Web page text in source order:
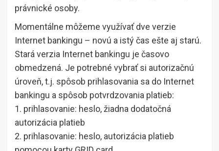
právnické osoby.
Momentálne môžeme využívať dve verzie
Internet bankingu – novú a istý čas ešte aj starú.
Stará verzia Internet bankingu je časovo
obmedzená. Je potrebné vybrať si autorizačnú
úroveň, t.j. spôsob prihlasovania sa do Internet
bankingu a spôsob potvrdzovania platieb:
1. prihlasovanie: heslo, žiadna dodatočná
autorizácia platieb
2. prihlasovanie: heslo, autorizácia platieb